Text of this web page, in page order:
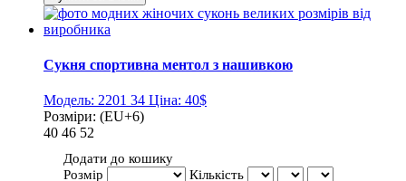
Сукня спортивна ментол з нашивкою
Модель: 2201 34 Ціна: 40$
Розміри: (EU+6)
40 46 52
Додати до кошику
Розмір
Кількість